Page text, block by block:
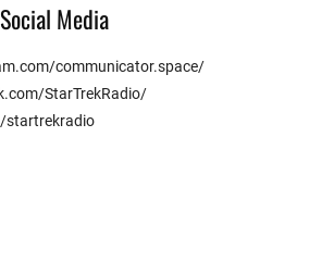
Media
communicator.space/
StarTrekRadio/
startrekradio